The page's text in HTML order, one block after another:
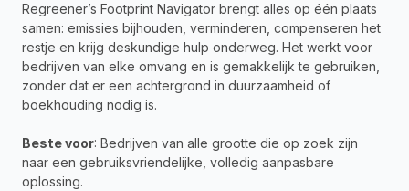
Regreener’s Footprint Navigator brengt alles op één plaats
samen: emissies bijhouden, verminderen, compenseren het
restje en krijg deskundige hulp onderweg. Het werkt voor
bedrijven van elke omvang en is gemakkelijk te gebruiken,
zonder dat er een achtergrond in duurzaamheid of
boekhouding nodig is.
Beste voor: Bedrijven van alle grootte die op zoek zijn
naar een gebruiksvriendelijke, volledig aanpasbare
oplossing.